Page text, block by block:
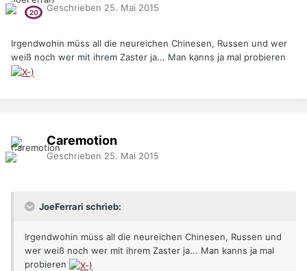
Geschrieben 25. Mai 2015
Irgendwohin müss all die neureichen Chinesen, Russen und wer
weiß noch wer mit ihrem Zaster ja... Man kanns ja mal probieren
Caremotion
Geschrieben 25. Mai 2015
JoeFerrari schrieb:
Irgendwohin müss all die neureichen Chinesen, Russen und
wer weiß noch wer mit ihrem Zaster ja... Man kanns ja mal
probieren